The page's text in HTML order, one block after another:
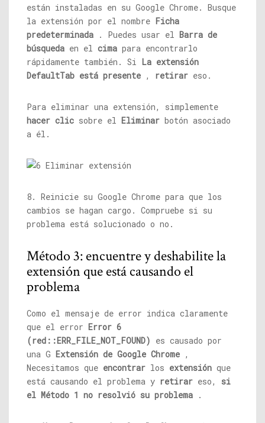
están instaladas en su Google Chrome. Busque
la extensión por el nombre Ficha
predeterminada . Puedes usar el Barra de
búsqueda en el cima para encontrarlo
rápidamente también. Si La extensión
DefaultTab está presente , retirar eso.
Para eliminar una extensión, simplemente
hacer clic sobre el Eliminar botón asociado
a él.
8. Reinicie su Google Chrome para que los
cambios se hagan cargo. Compruebe si su
problema está solucionado o no.
Método 3: encuentre y deshabilite la
extensión que está causando el
problema
Como el mensaje de error indica claramente
que el error Error 6
(red::ERR_FILE_NOT_FOUND) es causado por
una G Extensión de Google Chrome ,
Necesitamos que encontrar los extensión que
está causando el problema y retirar eso, si
el Método 1 no resolvió su problema .